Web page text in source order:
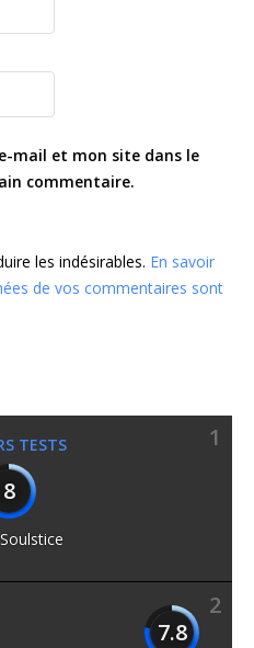
mail et mon site dans le
commentaire.
les indésirables. En savoir
de vos commentaires sont
TESTS
1
8
2
7.8